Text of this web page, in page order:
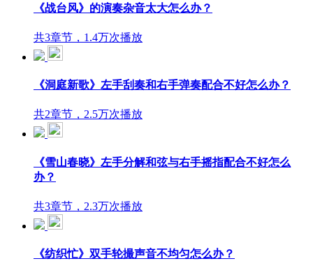
《战台风》的演奏杂音太大怎么办？
共3章节，1.4万次播放
《洞庭新歌》左手刮奏和右手弹奏配合不好怎么办？
共2章节，2.5万次播放
《雪山春晓》左手分解和弦与右手摇指配合不好怎么
办？
共3章节，2.3万次播放
《纺织忙》双手轮撮声音不均匀怎么办？